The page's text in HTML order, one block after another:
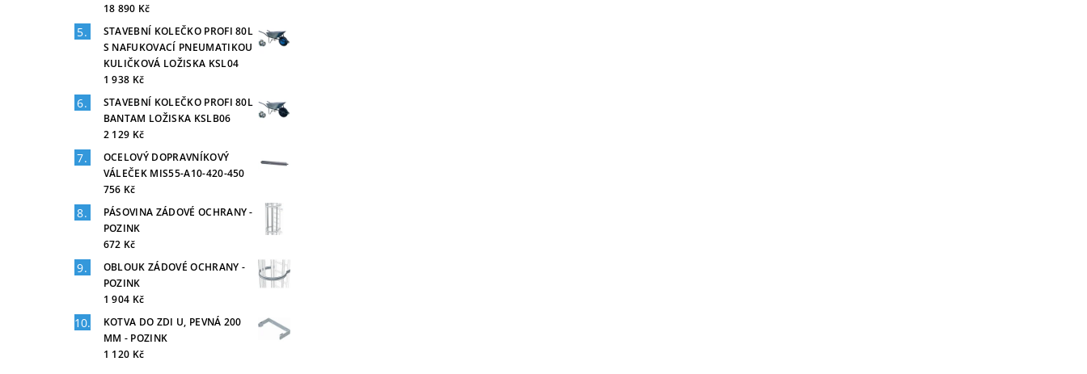
18 890 Kč
STAVEBNÍ KOLEČKO PROFI 80L
S NAFUKOVACÍ PNEUMATIKOU
KULIČKOVÁ LOŽISKA KSL04
1 938 Kč
STAVEBNÍ KOLEČKO PROFI 80L
BANTAM LOŽISKA KSLB06
2 129 Kč
OCELOVÝ DOPRAVNÍKOVÝ
VÁLEČEK MIS55-A10-420-450
756 Kč
PÁSOVINA ZÁDOVÉ OCHRANY -
POZINK
672 Kč
OBLOUK ZÁDOVÉ OCHRANY -
POZINK
1 904 Kč
KOTVA DO ZDI U, PEVNÁ 200
MM - POZINK
1 120 Kč